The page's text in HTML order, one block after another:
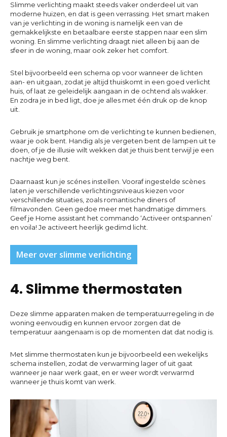
Slimme verlichting maakt steeds vaker onderdeel uit van
moderne huizen, en dat is geen verrassing. Het smart maken
van je verlichting in de woning is namelijk een van de
gemakkelijkste en betaalbare eerste stappen naar een slim
woning. En slimme verlichting draagt niet alleen bij aan de
sfeer in de woning, maar ook zeker het comfort.
Stel bijvoorbeeld een schema op voor wanneer de lichten
aan- en uitgaan, zodat je altijd thuiskomt in een goed verlicht
huis, of laat ze geleidelijk aangaan in de ochtend als wakker.
En zodra je in bed ligt, doe je alles met één druk op de knop
uit.
Gebruik je smartphone om de verlichting te kunnen bedienen,
waar je ook bent. Handig als je vergeten bent de lampen uit te
doen, of je de illusie wilt wekken dat je thuis bent terwijl je een
nachtje weg bent.
Daarnaast kun je scénes instellen. Vooraf ingestelde scènes
laten je verschillende verlichtingsniveaus kiezen voor
verschillende situaties, zoals romantische diners of
filmavonden. Geen gedoe meer met handmatige dimmers.
Geef je Home assistant het commando ‘Activeer ontspannen’
en voila! Je activeert heerlijk gedimd licht.
Meer over slimme verlichting
4. Slimme thermostaten
Deze slimme apparaten maken de temperatuurregeling in de
woning eenvoudig en kunnen ervoor zorgen dat de
temperatuur aangenaam is op de momenten dat dat nodig is.
Met slimme thermostaten kun je bijvoorbeeld een wekelijks
schema instellen, zodat de verwarming lager of uit gaat
wanneer je naar werk gaat, en er weer wordt verwarmd
wanneer je thuis komt van werk.